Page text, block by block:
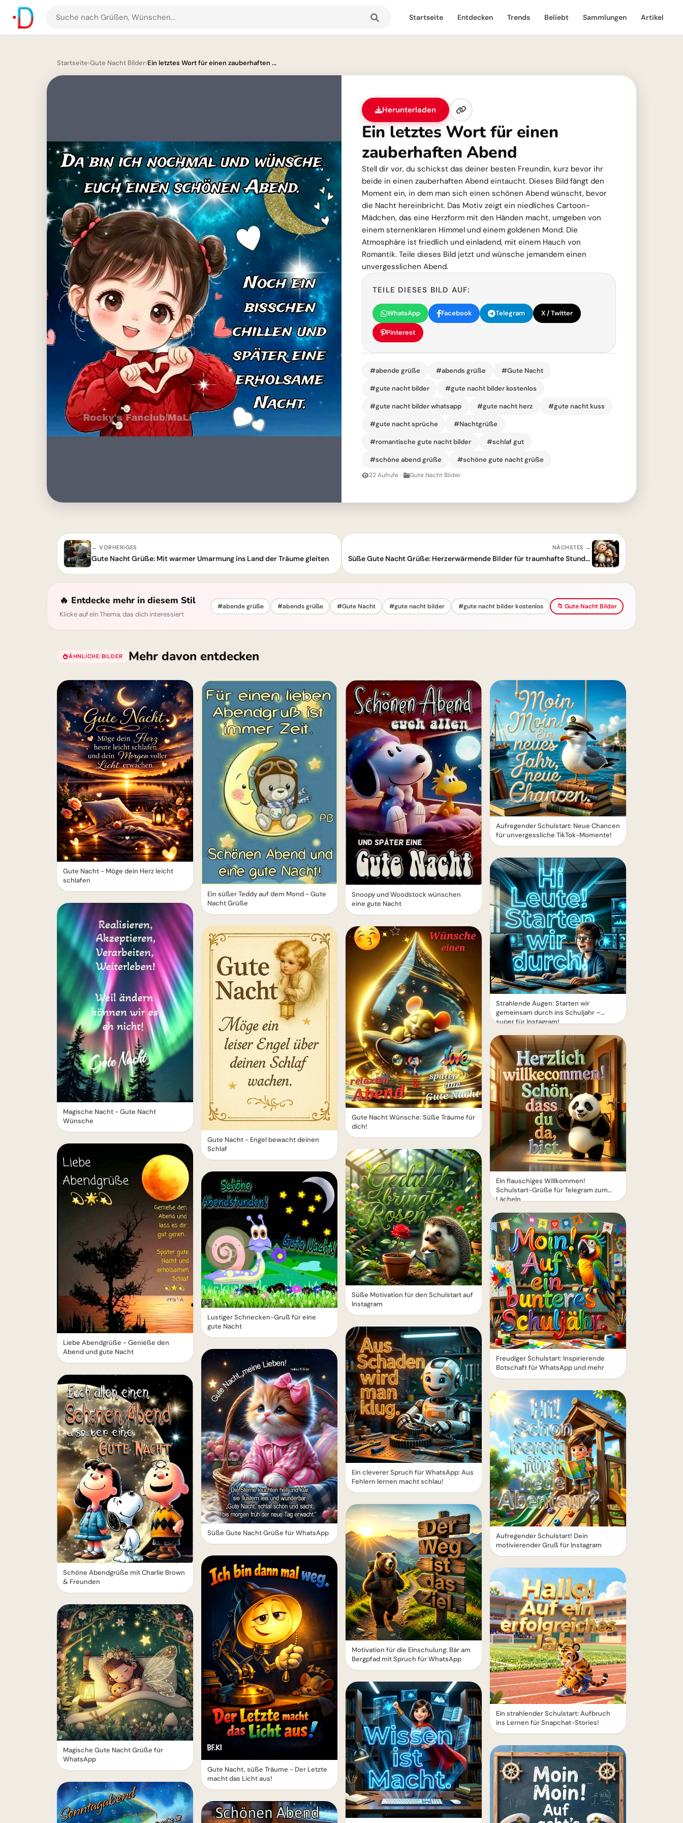
Suche
nach
und
Startseite Entdecken Trends Beliebt Sammlungen Artikel
Startseite›Gute Nacht Bilder›Ein letztes Wort für einen zauberhaften ...
Herunterladen
Ein letztes Wort für einen
zauberhaften Abend
Stell dir vor, du schickst das deiner besten Freundin, kurz bevor ihr
beide in einen zauberhaften Abend eintaucht. Dieses Bild fängt den
Moment ein, in dem man sich einen schönen Abend wünscht, bevor
die Nacht hereinbricht. Das Motiv zeigt ein niedliches Cartoon-
Mädchen, das eine Herzform mit den Händen macht, umgeben von
einem sternenklaren Himmel und einem goldenen Mond. Die
Atmosphäre ist friedlich und einladend, mit einem Hauch von
Romantik. Teile dieses Bild jetzt und wünsche jemandem einen
unvergesslichen Abend.
TEILE DIESES BILD AUF:
WhatsApp Facebook Telegram X / Twitter
Pinterest
#abende grüße #abends grüße #Gute Nacht
#gute nacht bilder #gute nacht bilder kostenlos
#gute nacht bilder whatsapp #gute nacht herz #gute nacht kuss
#gute nacht sprüche #Nachtgrüße
#romantische gute nacht bilder #schlaf gut
#schöne abend grüße #schöne gute nacht grüße
22 Aufrufe · Gute Nacht Bilder
← VORHERIGES
Gute Nacht Grüße: Mit warmer Umarmung ins Land der Träume gleiten
NÄCHSTES →
Süße Gute Nacht Grüße: Herzerwärmende Bilder für traumhafte Stunden
🔥 Entdecke mehr in diesem Stil
Klicke auf ein Thema, das dich interessiert
#abende grüße #abends grüße #Gute Nacht #gute nacht bilder #gute nacht bilder kostenlos 📁 Gute Nacht Bilder
ÄHNLICHE BILDER Mehr davon entdecken
Gute Nacht - Möge dein Herz leicht
schlafen
Magische Nacht - Gute Nacht
Wünsche
Liebe Abendgrüße - Genieße den
Abend und gute Nacht
Schöne Abendgrüße mit Charlie Brown
& Freunden
Magische Gute Nacht Grüße für
WhatsApp
Ein süßer Teddy auf dem Mond - Gute
Nacht Grüße
Gute Nacht - Engel bewacht deinen
Schlaf
Lustiger Schnecken-Gruß für eine
gute Nacht
Süße Gute Nacht Grüße für WhatsApp
Gute Nacht, süße Träume - Der Letzte
macht das Licht aus!
Snoopy und Woodstock wünschen
eine gute Nacht
Gute Nacht Wünsche: Süße Träume für
dich!
Süße Motivation für den Schulstart auf
Instagram
Ein cleverer Spruch für WhatsApp: Aus
Fehlern lernen macht schlau!
Motivation für die Einschulung: Bär am
Bergpfad mit Spruch für WhatsApp
Aufregender Schulstart: Neue Chancen
für unvergessliche TikTok-Momente!
Strahlende Augen: Starten wir
gemeinsam durch ins Schuljahr –
super für Instagram!
Ein flauschiges Willkommen!
Schulstart-Grüße für Telegram zum
Lächeln
Freudiger Schulstart: Inspirierende
Botschaft für WhatsApp und mehr
Aufregender Schulstart! Dein
motivierender Gruß für Instagram
Ein strahlender Schulstart: Aufbruch
ins Lernen für Snapchat-Stories!